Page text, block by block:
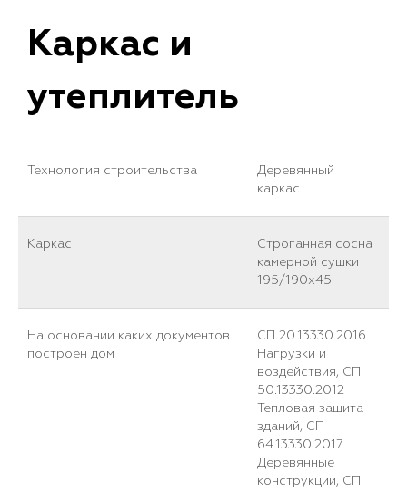
Каркас и
утеплитель
Технология строительства
Деревянный
каркас
Каркас
Cтроганная сосна
камерной сушки
195/190х45
На основании каких документов
построен дом
СП 20.13330.2016
Нагрузки и
воздействия, СП
50.13330.2012
Тепловая защита
зданий, СП
64.13330.2017
Деревянные
конструкции, СП